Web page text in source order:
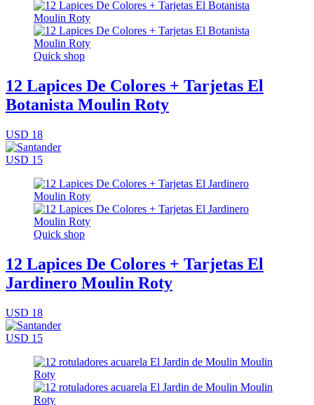
Quick shop
12 Lapices De Colores + Tarjetas El
Botanista Moulin Roty
USD 18
USD 15
Quick shop
12 Lapices De Colores + Tarjetas El
Jardinero Moulin Roty
USD 18
USD 15